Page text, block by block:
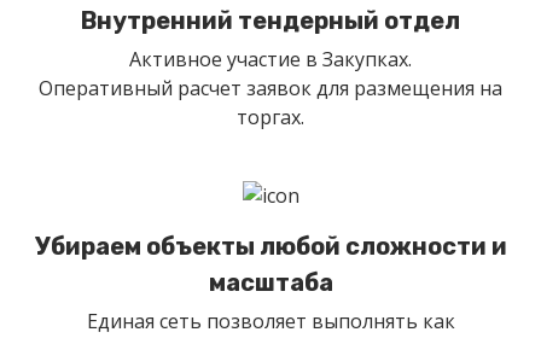
Внутренний тендерный отдел
Активное участие в Закупках.
Оперативный расчет заявок для размещения на
торгах.
Убираем объекты любой сложности и
масштаба
Единая сеть позволяет выполнять как